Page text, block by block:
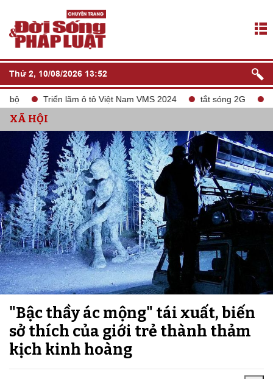
Thứ 2, 10/08/2026 13:52
Triển lãm ô tô Việt Nam VMS 2024 tắt sóng 2G Liên
XÃ HỘI
"Bậc thầy ác mộng" tái xuất, biến
sở thích của giới trẻ thành thảm
kịch kinh hoàng